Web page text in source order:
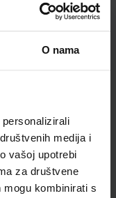
O nama
medija i
vašoj upotrebi
za društvene
mogu kombinirati s